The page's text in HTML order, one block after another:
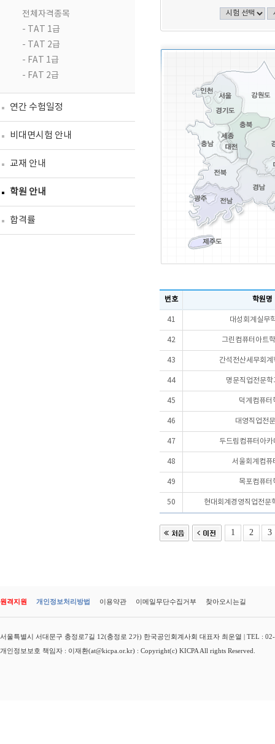
전체자격종목
- TAT 1급
- TAT 2급
- FAT 1급
- FAT 2급
연간 수험일정
비대면시험 안내
교재 안내
학원 안내
합격률
번호 학원명
41 대성회계실무
42 그린컴퓨터아트
43 간석전산세무회
44 명문직업전문
45 덕계컴퓨터
46 대영직업전
47 두드림컴퓨터아
48 서울회계컴퓨
49 목포컴퓨터
50 현대회계경영직업전문
1 2 3
원격지원 개인정보처리방법 이용약관 이메일무단수집거부 찾아오시는길
서울특별시 서대문구 충정로7길 12(충정로 2가) 한국공인회계사회 대표자 최운열 | TEL :
개인정보보호 책임자 : 이재환(at@kicpa.or.kr) : Copyright(c) KICPA All rights Reserved.